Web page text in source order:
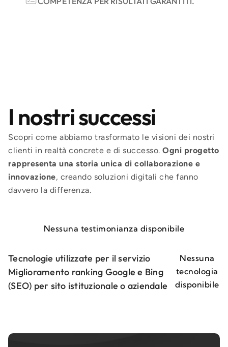
I nostri successi
Scopri come abbiamo trasformato le visioni dei nostri
clienti in realtà concrete e di successo. Ogni progetto
rappresenta una storia unica di collaborazione e
innovazione, creando soluzioni digitali che fanno
davvero la differenza.
Nessuna testimonianza disponibile
Tecnologie utilizzate per il servizio
Miglioramento ranking Google e Bing
(SEO) per sito istituzionale o aziendale
Nessuna
tecnologia
disponibile